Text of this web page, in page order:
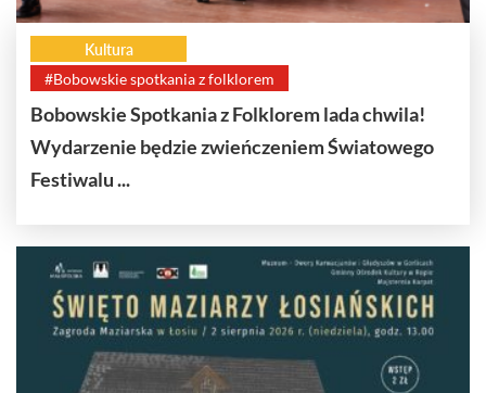
Kultura
#Bobowskie spotkania z folklorem
Bobowskie Spotkania z Folklorem lada chwila!
Wydarzenie będzie zwieńczeniem Światowego
Festiwalu ...